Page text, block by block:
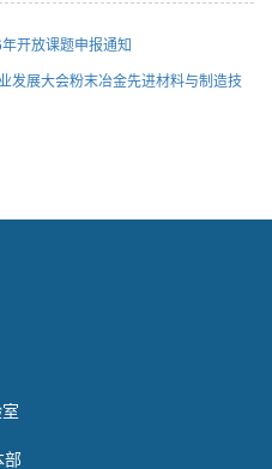
开放课题申报通知
发展大会粉末冶金先进材料与制造技
部